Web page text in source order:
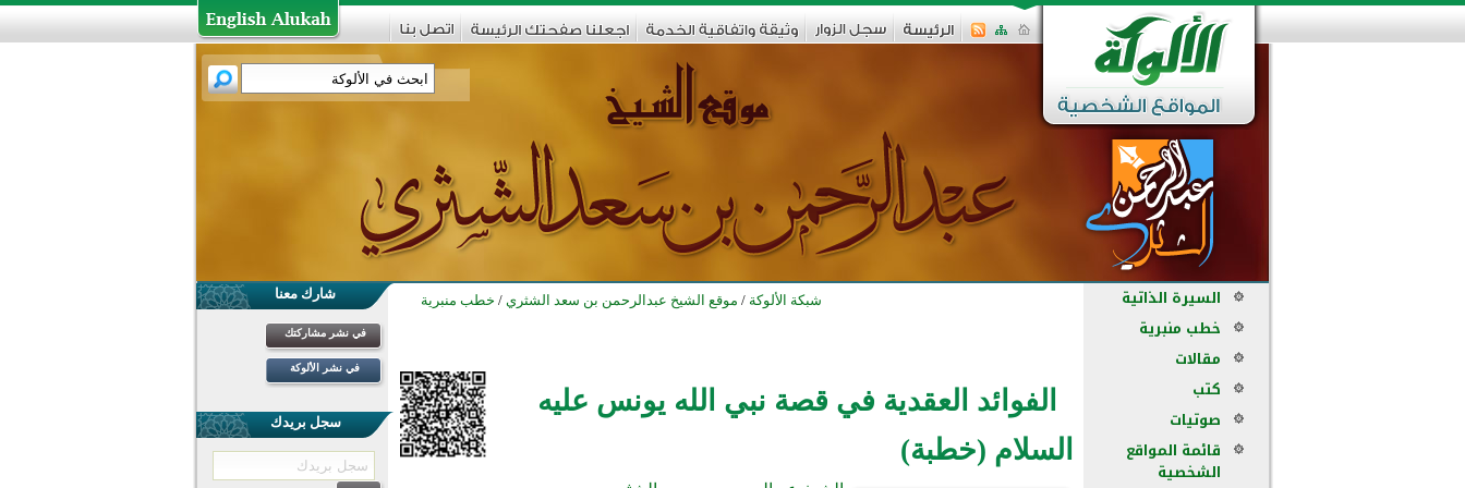
شبكة الألوكة / موقع الشيخ عبدالرحمن بن سعد الشثري / خطب منبرية
الفوائد العقدية في قصة نبي الله يونس عليه
السلام (خطبة)
شارك معنا
في نشر مشاركتك
في نشر الألوكة
سجل بريدك
السيرة الذاتية
خطب منبرية
مقالات
كتب
صوتيات
قائمة المواقع
الشخصية